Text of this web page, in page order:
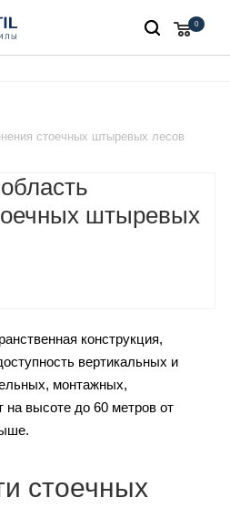
0
стоечных штыревых лесов
штыревых
конструкция,
вертикальных и
монтажных,
на высоте до 60 метров от
стоечных